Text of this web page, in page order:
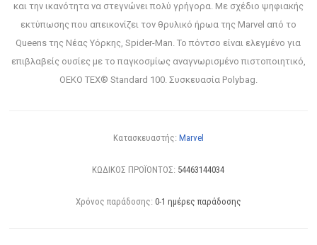
και την ικανότητα να στεγνώνει πολύ γρήγορα. Με σχέδιο ψηφιακής
εκτύπωσης που απεικονίζει τον θρυλικό ήρωα της Marvel από το
Queens της Νέας Υόρκης, Spider-Man. Το πόντσο είναι ελεγμένο για
επιβλαβείς ουσίες με το παγκοσμίως αναγνωρισμένο πιστοποιητικό,
OEKO TEX® Standard 100. Συσκευασία Polybag.
Κατασκευαστής: Marvel
ΚΩΔΙΚΟΣ ΠΡΟΪΟΝΤΟΣ: 54463144034
Χρόνος παράδοσης: 0-1 ημέρες παράδοσης